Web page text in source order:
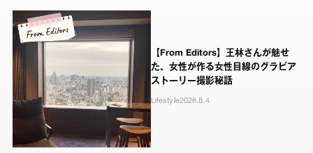
【From Editors】王林さんが魅せ
た、女性が作る女性目線のグラビア
ストーリー撮影秘話
Lifestyle2026.8.4